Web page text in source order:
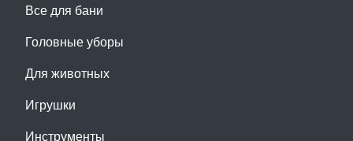
Все для бани
Головные уборы
Для животных
Игрушки
Инструменты